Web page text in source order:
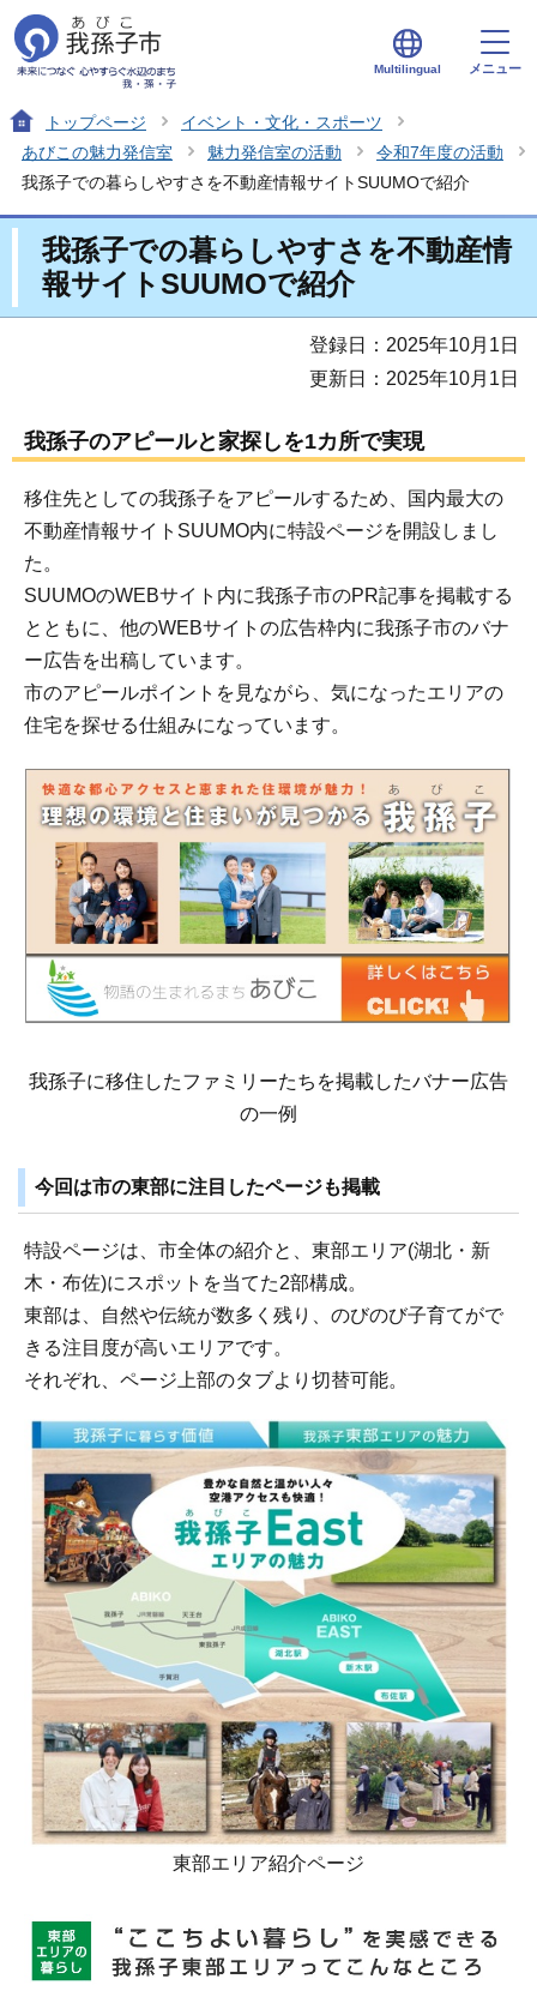
Multilingual メニュー
トップページ
イベント・文化・スポーツ
あびこの魅力発信室
魅力発信室の活動
令和7年度の活動
我孫子での暮らしやすさを不動産情報サイトSUUMOで紹介
我孫子での暮らしやすさを不動産情
報サイトSUUMOで紹介
登録日：2025年10月1日
更新日：2025年10月1日
我孫子のアピールと家探しを1カ所で実現
移住先としての我孫子をアピールするため、国内最大の
不動産情報サイトSUUMO内に特設ページを開設しまし
た。
SUUMOのWEBサイト内に我孫子市のPR記事を掲載する
とともに、他のWEBサイトの広告枠内に我孫子市のバナ
ー広告を出稿しています。
市のアピールポイントを見ながら、気になったエリアの
住宅を探せる仕組みになっています。
我孫子に移住したファミリーたちを掲載したバナー広告
の一例
今回は市の東部に注目したページも掲載
特設ページは、市全体の紹介と、東部エリア(湖北・新
木・布佐)にスポットを当てた2部構成。
東部は、自然や伝統が数多く残り、のびのび子育てがで
きる注目度が高いエリアです。
それぞれ、ページ上部のタブより切替可能。
東部エリア紹介ページ